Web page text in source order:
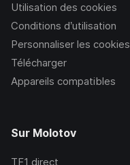
Utilisation des cookies
Conditions d’utilisation
Personnaliser les cookies
Télécharger
Appareils compatibles
Sur Molotov
TF1 direct